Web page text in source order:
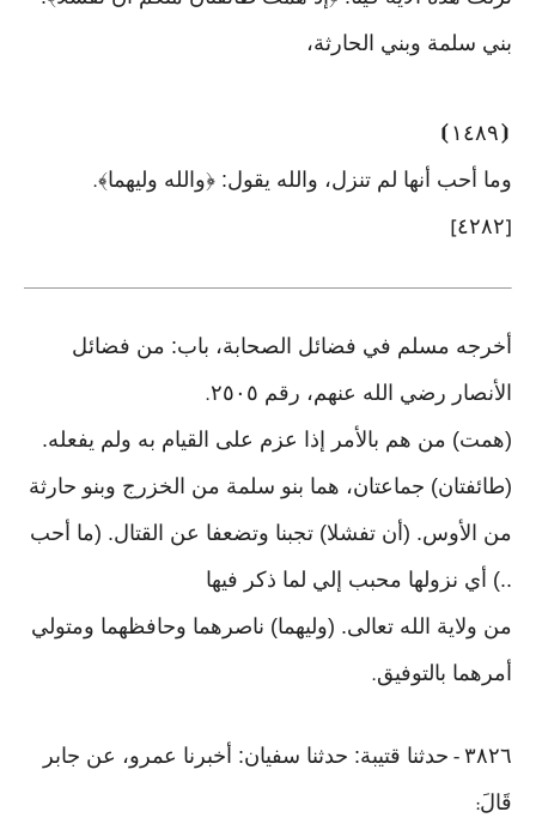
بني سلمة وبني الحارثة،
⦗١٤٨٩ ⦘
وما أحب أنها لم تنزل، والله يقول: ﴿والله وليهما﴾.
[٤٢٨٢]
أخرجه مسلم في فضائل الصحابة، باب: من فضائل
الأنصار رضي الله عنهم، رقم ٢٥٠٥
.
(همت) من هم بالأمر إذا عزم على القيام به ولم يفعله.
(طائفتان) جماعتان، هما بنو سلمة من الخزرج وبنو حارثة
من الأوس. (أن تفشلا) تجبنا وتضعفا عن القتال. (ما أحب
..) أي نزولها محبب إلي لما ذكر فيها
من ولاية الله تعالى. (وليهما) ناصرهما وحافظهما ومتولي
أمرهما بالتوفيق.
٣٨٢٦ - حدثنا قتيبة: حدثنا سفيان: أخبرنا عمرو، عن جابر
قَالَ: